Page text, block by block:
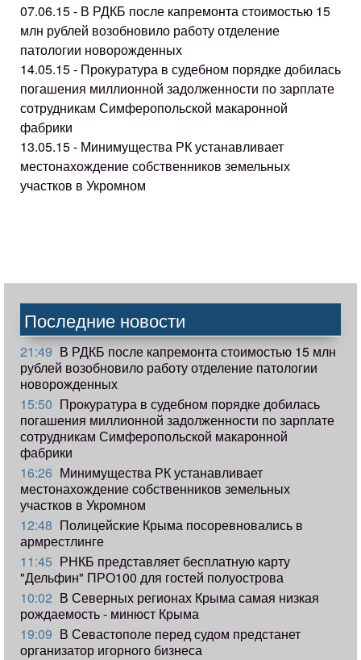
07.06.15 - В РДКБ после капремонта стоимостью 15
млн рублей возобновило работу отделение
патологии новорожденных
14.05.15 - Прокуратура в судебном порядке добилась
погашения миллионной задолженности по зарплате
сотрудникам Симферопольской макаронной
фабрики
13.05.15 - Минимущества РК устанавливает
местонахождение собственников земельных
участков в Укромном
Последние новости
21:49 В РДКБ после капремонта стоимостью 15 млн
рублей возобновило работу отделение патологии
новорожденных
15:50 Прокуратура в судебном порядке добилась
погашения миллионной задолженности по зарплате
сотрудникам Симферопольской макаронной
фабрики
16:26 Минимущества РК устанавливает
местонахождение собственников земельных
участков в Укромном
12:48 Полицейские Крыма посоревновались в
армрестлинге
11:45 РНКБ представляет бесплатную карту
"Дельфин" ПРО100 для гостей полуострова
10:02 В Северных регионах Крыма самая низкая
рождаемость - минюст Крыма
19:09 В Севастополе перед судом предстанет
организатор игорного бизнеса